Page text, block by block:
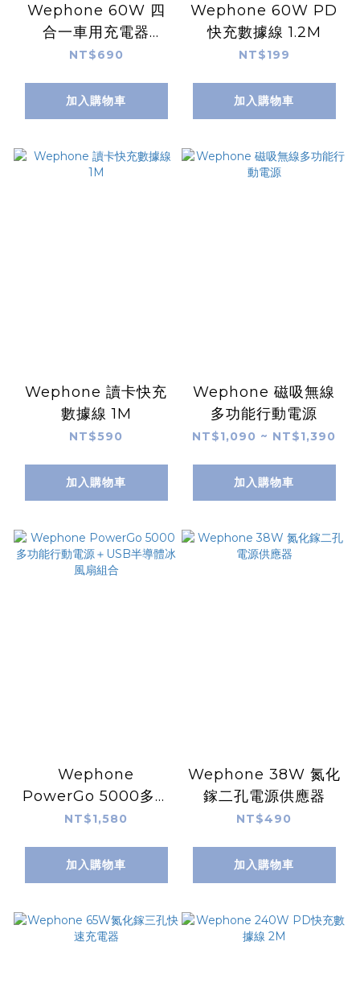
Wephone 60W 四
合一車用充電器
WD03-AECS01
NT$690
加入購物車
Wephone 60W PD
快充數據線 1.2M
NT$199
加入購物車
Wephone 讀卡快充
數據線 1M
NT$590
加入購物車
Wephone 磁吸無線
多功能行動電源
NT$1,090 ~ NT$1,390
加入購物車
Wephone
PowerGo 5000多功
能行動電源＋USB半
NT$1,580
加入購物車
Wephone 38W 氮化
鎵二孔電源供應器
NT$490
加入購物車